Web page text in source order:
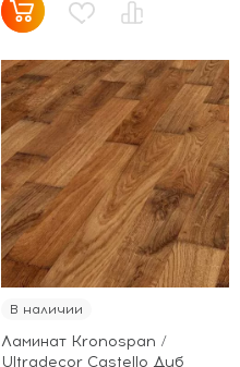
В наличии
Ламинат Kronospan /
Ultradecor Castello Дуб